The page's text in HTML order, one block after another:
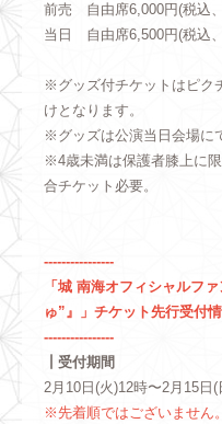
前売 自由席6,000円(税込
当日 自由席6,500円(税込
※グッズ付チケットはピク
けとなります。
※グッズは公演当日会場に
※4歳未満は保護者膝上に
合チケット必要。
----------------
「城 南海オフィシャルフ
ゅ”』」チケット先行受付
----------------
┃受付期間
2月10日(火)12時〜2月15日(
※先着順ではございません